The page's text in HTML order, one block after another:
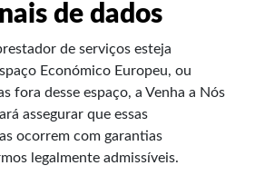
de dados
de serviços esteja
Económico Europeu, ou
fora desse espaço, a Venha a Nós
assegurar que essas
ocorrem com garantias
legalmente admissíveis.